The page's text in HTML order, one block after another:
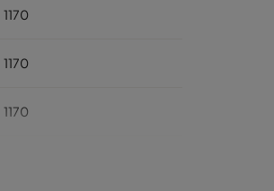
1170
1170
1170